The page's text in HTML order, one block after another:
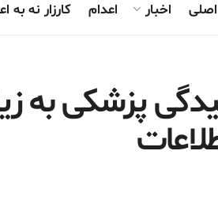
اخبار اعدام کارزار نه به
پزشکی به